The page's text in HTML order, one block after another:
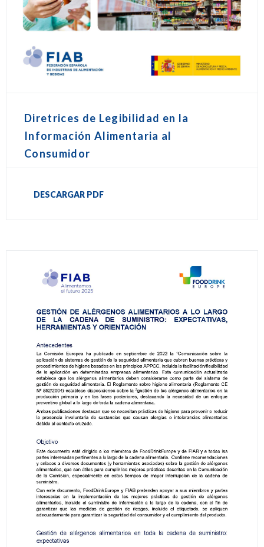
Diretrices de Legibilidad en la
Información Alimentaria al
Consumidor
DESCARGAR PDF